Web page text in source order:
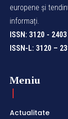
europene și
informați.
ISSN: 3120 - 2403
ISSN-L: 3120 –
Meniu
Actualitate